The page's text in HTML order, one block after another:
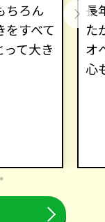
ちろん
をすべて
て大き
長
た
オ
心